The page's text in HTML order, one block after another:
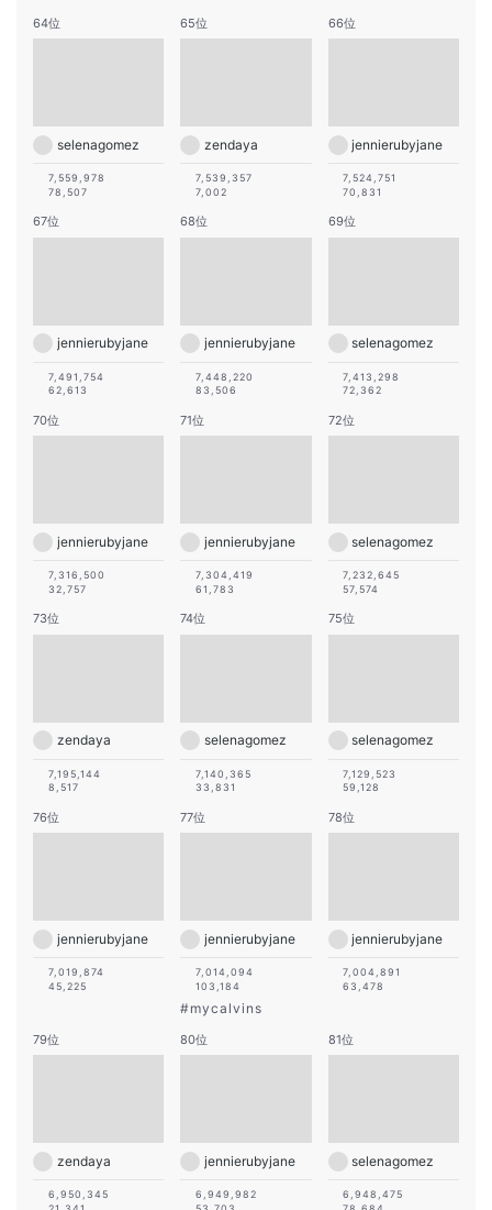
64位
selenagomez
7,559,978
78,507
65位
zendaya
7,539,357
7,002
66位
jennierubyjane
7,524,751
70,831
67位
jennierubyjane
7,491,754
62,613
68位
jennierubyjane
7,448,220
83,506
69位
selenagomez
7,413,298
72,362
70位
jennierubyjane
7,316,500
32,757
71位
jennierubyjane
7,304,419
61,783
72位
selenagomez
7,232,645
57,574
73位
zendaya
7,195,144
8,517
74位
selenagomez
7,140,365
33,831
75位
selenagomez
7,129,523
59,128
76位
jennierubyjane
7,019,874
45,225
77位
jennierubyjane
7,014,094
103,184
#mycalvins
78位
jennierubyjane
7,004,891
63,478
79位
zendaya
6,950,345
80位
jennierubyjane
6,949,982
81位
selenagomez
6,948,475